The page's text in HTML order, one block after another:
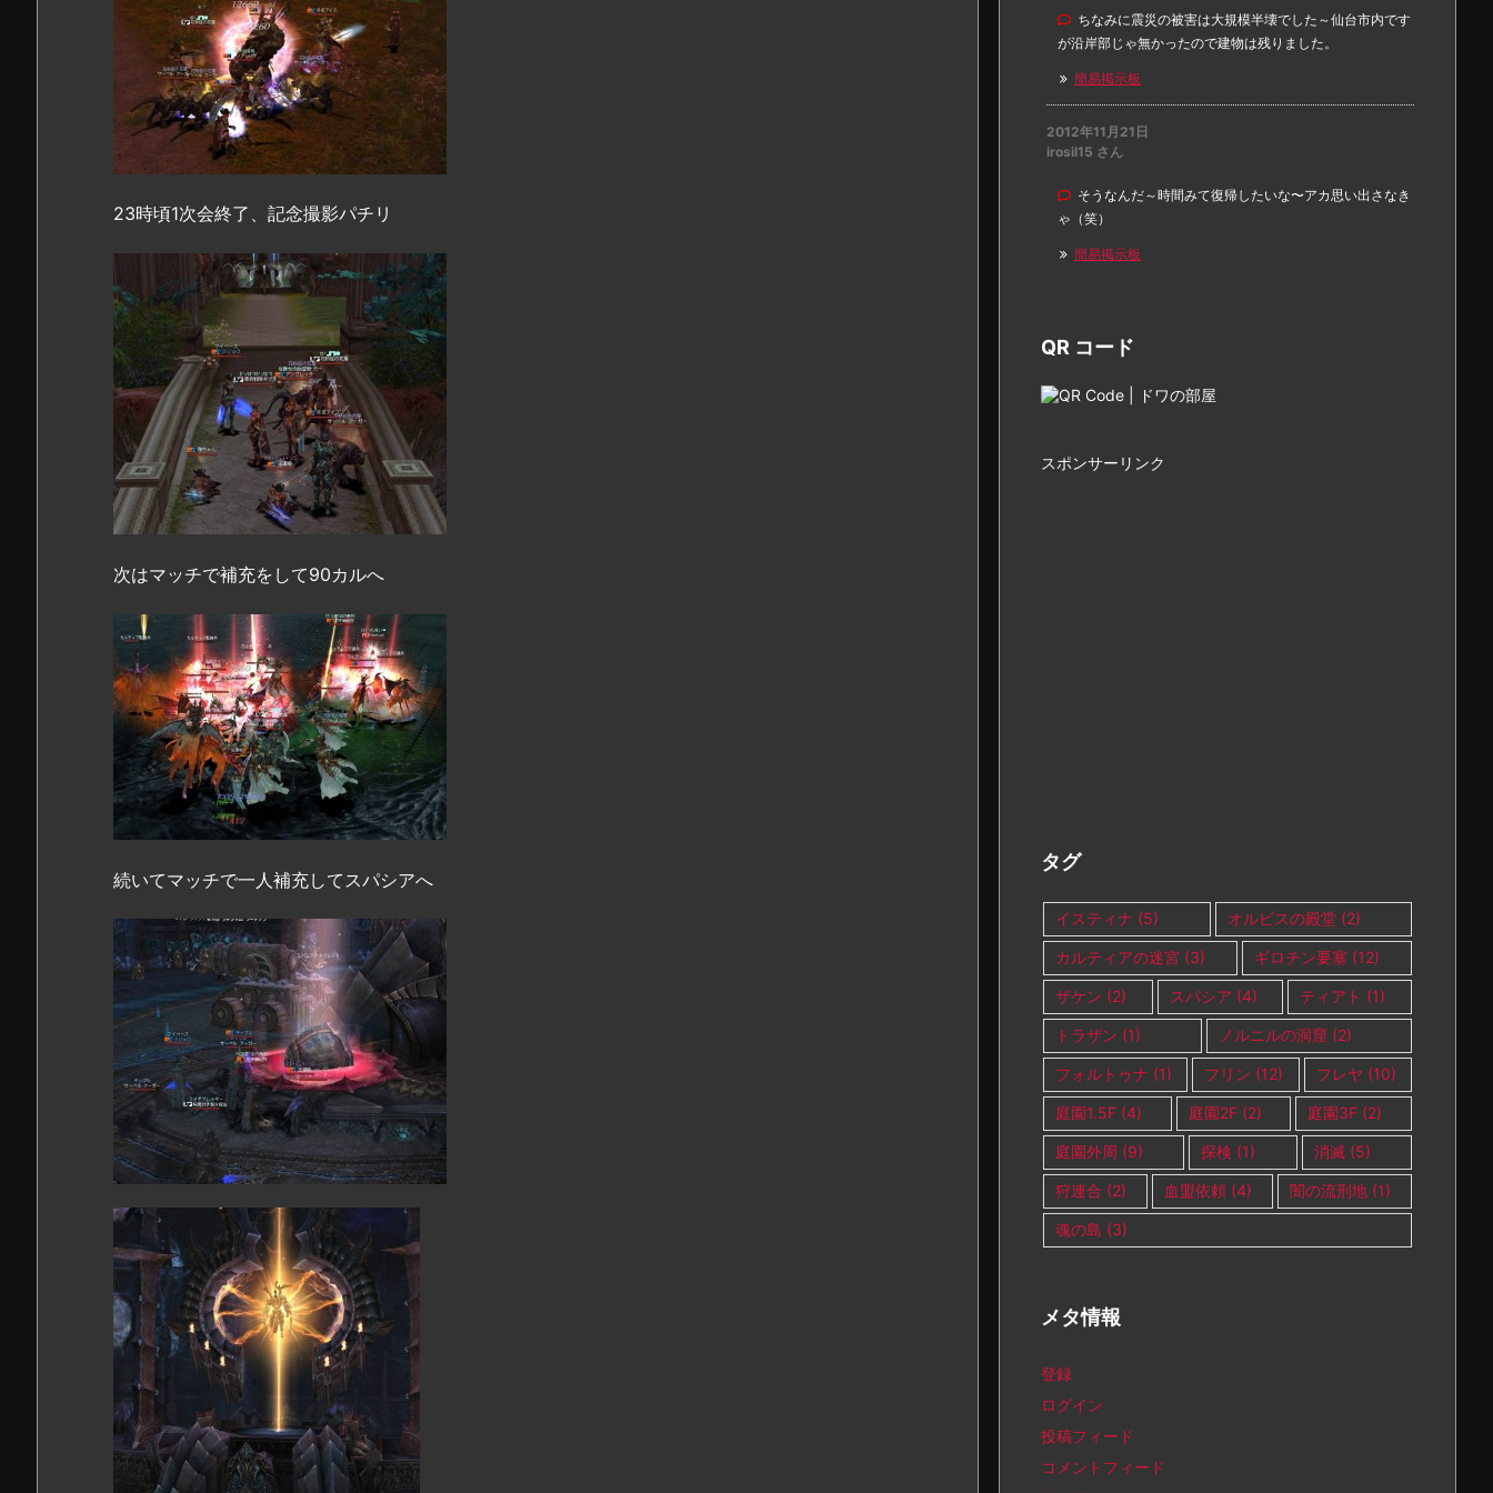
23時頃1次会終了、記念撮影パチリ
次はマッチで補充をして90カルへ
続いてマッチで一人補充してスパシアへ
ちなみに震災の被害は大規模半壊でした～仙台市内です
が沿岸部じゃ無かったので建物は残りました。
簡易掲示板
2012年11月21日
irosil15 さん
そうなんだ～時間みて復帰したいな〜アカ思い出さなき
ゃ（笑）
簡易掲示板
QR コード
スポンサーリンク
タグ
イスティナ (5) オルビスの殿堂(2)
カルティアの迷宮 (3) ギロチン要塞 (12)
ザケン (2) スパシア (4) ティアト (1)
トラザン (1) ノルニルの洞窟 (2)
フォルトゥナ (1) フリン (12) フレヤ (10)
庭園1.5F (4) 庭園2F(2) 庭園3F (2)
庭園外周 (9) 探検 (1) 消滅(5)
狩連合 (2) 血盟依頼 (4) 闇の流刑地 (1)
魂の島 (3)
メタ情報
登録
ログイン
投稿フィード
コメントフィード